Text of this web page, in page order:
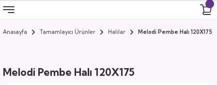
Geri Dön
Geri Dön
Geri Dön
Geri Dön
Anasayfa Tamamlayıcı Ürünler Halılar Melodi Pembe Halı 120X175
Melodi Pembe Halı 120X175